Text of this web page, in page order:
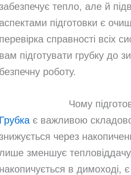
тепло, але й
аспектами підготовки є
перевірка справності всіх
вам підготувати грубку до
безпечну роботу.
Чому
Грубка є важливою
через
зменшує
накопичується в димоході,